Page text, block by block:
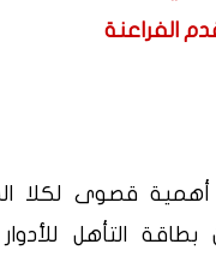
أهمية قصوى لكلا
التأهل للأدوار